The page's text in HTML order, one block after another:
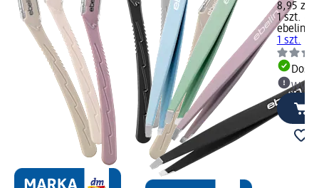
8,95 zł
1 szt.
ebelin
1 szt.